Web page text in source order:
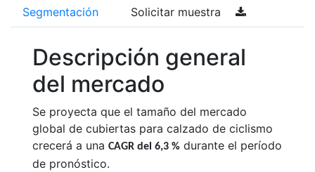
Segmentación Solicitar muestra
Descripción general
del mercado
Se proyecta que el tamaño del mercado
global de cubiertas para calzado de ciclismo
crecerá a una CAGR del 6,3 % durante el período
de pronóstico.